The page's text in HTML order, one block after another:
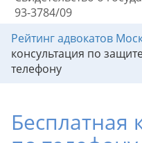
93-3784/09
Рейтинг адвокатов
консультация по
телефону
Бесплатная